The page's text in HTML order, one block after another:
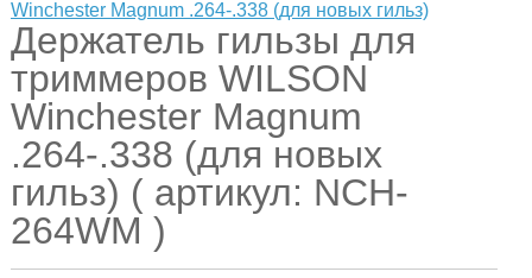
Держатель гильзы для
триммеров WILSON
Winchester Magnum
.264-.338 (для новых
гильз) ( артикул: NCH-
264WM )